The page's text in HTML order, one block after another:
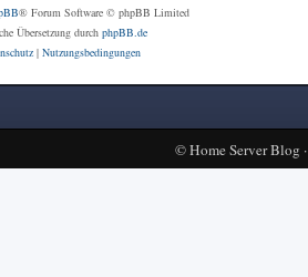
® Forum Software © phpBB Limited
Übersetzung durch phpBB.de
| Nutzungsbedingungen
©Home Server Blog